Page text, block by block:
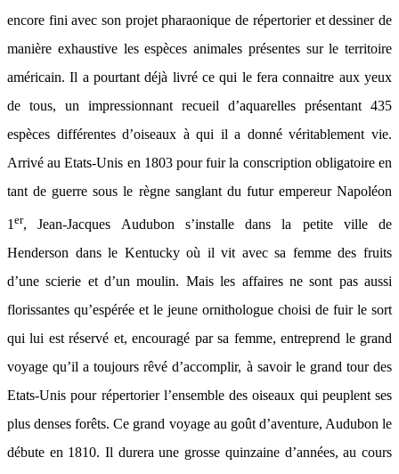
encore fini avec son projet pharaonique de répertorier et dessiner de
manière exhaustive les espèces animales présentes sur le territoire
américain. Il a pourtant déjà livré ce qui le fera connaitre aux yeux
de tous, un impressionnant recueil d’aquarelles présentant 435
espèces différentes d’oiseaux à qui il a donné véritablement vie.
Arrivé au Etats-Unis en 1803 pour fuir la conscription obligatoire en
tant de guerre sous le règne sanglant du futur empereur Napoléon
1 er, Jean-Jacques Audubon s’installe dans la petite ville de
Henderson dans le Kentucky où il vit avec sa femme des fruits
d’une scierie et d’un moulin. Mais les affaires ne sont pas aussi
florissantes qu’espérée et le jeune ornithologue choisi de fuir le sort
qui lui est réservé et, encouragé par sa femme, entreprend le grand
voyage qu’il a toujours rêvé d’accomplir, à savoir le grand tour des
Etats-Unis pour répertorier l’ensemble des oiseaux qui peuplent ses
plus denses forêts. Ce grand voyage au goût d’aventure, Audubon le
débute en 1810. Il durera une grosse quinzaine d’années, au cours